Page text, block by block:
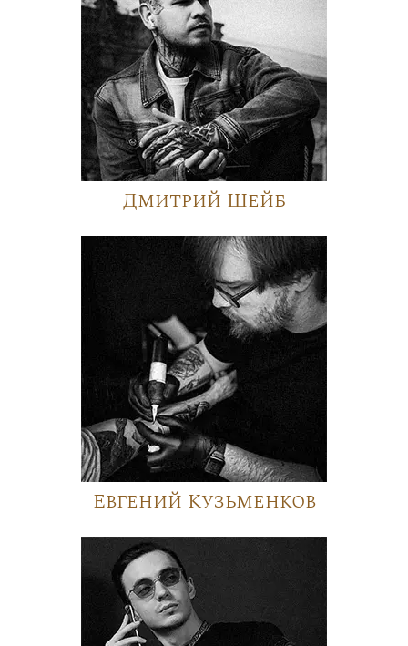
Дмитрий Шейб
Евгений Кузьменков